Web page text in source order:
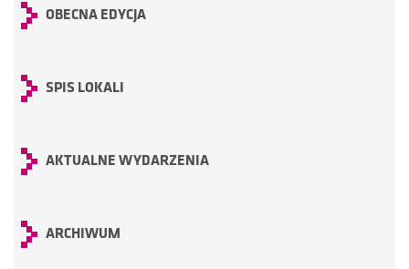
OBECNA EDYCJA
SPIS LOKALI
AKTUALNE WYDARZENIA
ARCHIWUM